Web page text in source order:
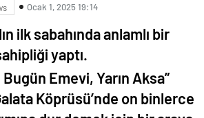
Ocak 1, 2025 19:14
ilk sabahında anlamlı bir
yaptı.
Emevi, Yarın Aksa”
Köprüsü’nde on binlerce